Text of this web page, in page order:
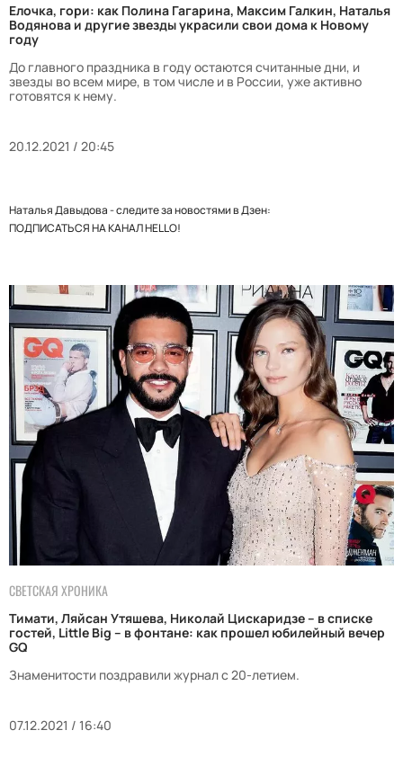
Елочка, гори: как Полина Гагарина, Максим Галкин, Наталья
Водянова и другие звезды украсили свои дома к Новому
году
До главного праздника в году остаются считанные дни, и
звезды во всем мире, в том числе и в России, уже активно
готовятся к нему.
20.12.2021 / 20:45
Наталья Давыдова - следите за новостями в Дзен:
ПОДПИСАТЬСЯ НА КАНАЛ HELLO!
СВЕТСКАЯ ХРОНИКА
Тимати, Ляйсан Утяшева, Николай Цискаридзе – в списке
гостей, Little Big – в фонтане: как прошел юбилейный вечер
GQ
Знаменитости поздравили журнал с 20-летием.
07.12.2021 / 16:40